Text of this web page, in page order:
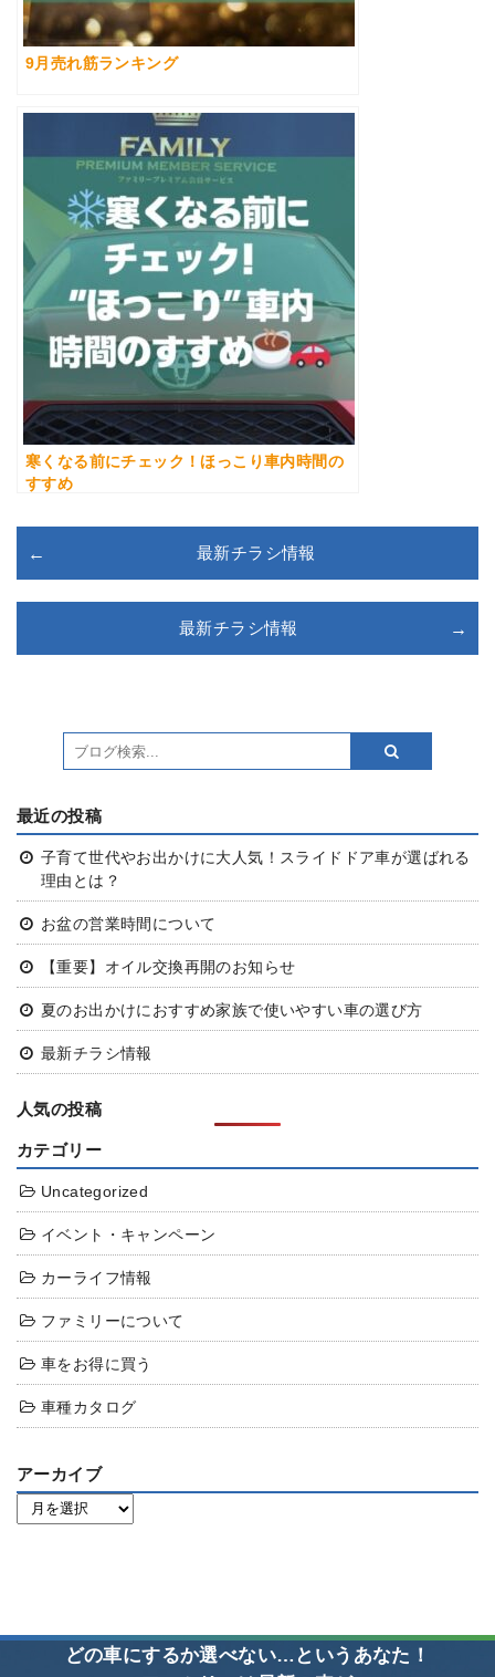
9月売れ筋ランキング
寒くなる前にチェック！ほっこり車内時間の
すすめ
最新チラシ情報
最新チラシ情報
最近の投稿
子育て世代やお出かけに大人気！スライドドア車が選ばれる
理由とは？
お盆の営業時間について
【重要】オイル交換再開のお知らせ
夏のお出かけにおすすめ家族で使いやすい車の選び方
最新チラシ情報
人気の投稿
カテゴリー
Uncategorized
イベント・キャンペーン
カーライフ情報
ファミリーについて
車をお得に買う
車種カタログ
アーカイブ
どの車にするか選べない…というあなた！